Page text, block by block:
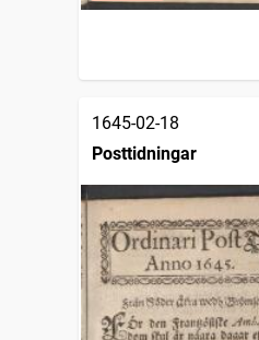
1645-02-18
Posttidningar